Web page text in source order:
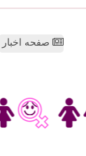
صفحه اخبار